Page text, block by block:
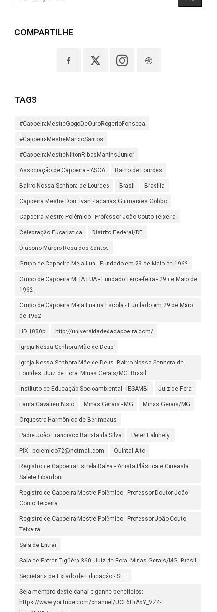
COMPARTILHE
TAGS
#CapoeiraMestreGogoDeOuroRogerioFonseca
#CapoeiraMestreMarcioSantos
#CapoeiraMestreNiltonRibasMartinsJunior
Associação de Capoeira - ASCA Bairro de Lourdes
Bairro Nossa Senhora de Lourdes Brasil Brasília
Capoeira Mestre Dom Ivan Zacarias Guimarães Gobbo
Capoeira Mestre Polêmico - Professor João Couto Teixeira
Celebração Eucarística Distrito Federal/DF
Diácono Márcio Rosa dos Santos
Grupo de Capoeira Meia Lua - Fundado em 29 de Maio de 1962
Grupo de Capoeira MEIA LUA - Fundado Terça-feira - 29 de Maio de
1962
Grupo de Capoeira Meia Lua na Escola - Fundado em 29 de Maio
de 1962
HD 1080p http://universidadedacapoeira.com/
Igreja Nossa Senhora Mãe de Deus
Igreja Nossa Senhora Mãe de Deus. Bairro Nossa Senhora de
Lourdes. Juiz de Fora. Minas Gerais/MG. Brasil
Instituto de Educação Socioambiental - IESAMBI Juiz de Fora
Laura Cavalieri Bisio Minas Gerais - MG Minas Gerais/MG
Orquestra Harmônica de Berimbaus
Padre João Francisco Batista da Silva Peter Faluhelyi
PIX - polemico72@hotmail.com Quintal Alto
Registro de Capoeira Estrela Dalva - Artista Plástica e Cineasta
Salete Libardoni
Registro de Capoeira Mestre Polêmico - Professor Doutor João
Couto Teixeira
Registro de Capoeira Mestre Polêmico - Professor João Couto
Teixeira
Sala de Entrar
Sala de Entrar. Tigüéra 360. Juiz de Fora. Minas Gerais/MG. Brasil
Secretaria de Estado de Educação - SEE
Seja membro deste canal e ganhe benefícios:
https://www.youtube.com/channel/UCE6HrA5Y_VZ4-